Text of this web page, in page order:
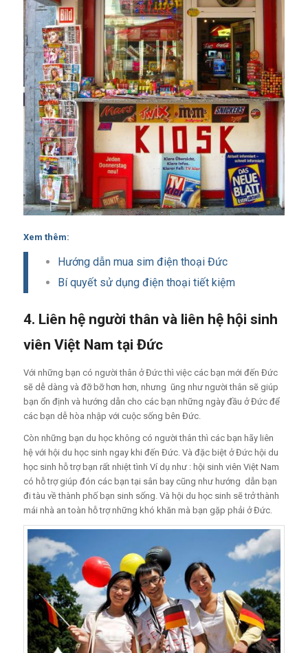
Xem thêm:
Hướng dẫn mua sim điện thoại Đức
Bí quyết sử dụng điện thoại tiết kiệm
4. Liên hệ người thân và liên hệ hội sinh
viên Việt Nam tại Đức
Với những bạn có người thân ở Đức thì việc các bạn mới đến Đức
sẽ dễ dàng và đỡ bỡ hơn hơn, nhưng ũng như người thân sẽ giúp
bạn ổn định và hướng dẫn cho các bạn những ngày đầu ở Đức để
các bạn dễ hòa nhập với cuộc sống bên Đức.
Còn những bạn du học không có người thân thì các bạn hãy liên
hệ với hội du học sinh ngay khi đến Đức. Và đặc biệt ở Đức hội du
học sinh hỗ trợ bạn rất nhiệt tình Ví dụ như : hội sinh viên Việt Nam
có hỗ trợ giúp đón các bạn tại sân bay cũng như hướng dẫn bạn
đi tàu về thành phố bạn sinh sống. Và hội du học sinh sẽ trở thành
mái nhà an toàn hỗ trợ những khó khăn mà bạn gặp phải ở Đức.